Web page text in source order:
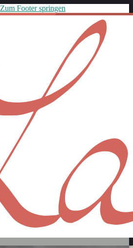
Zum Footer springen